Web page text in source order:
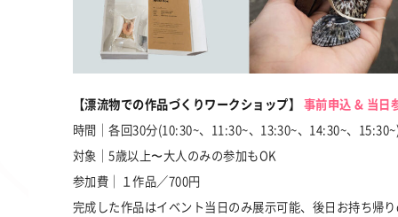
【漂流物での作品づくりワークショップ】
事前申込 & 当日
時間｜各回30分(10:30~、11:30~、13:30~、14:30~、
対象｜5歳以上〜大人のみの参加もOK
参加費｜１作品／700円
完成した作品はイベント当日のみ展示可能、後日お持ち帰